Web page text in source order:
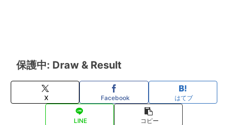
保護中: Draw & Result
X Facebook はてブ
LINE コピー